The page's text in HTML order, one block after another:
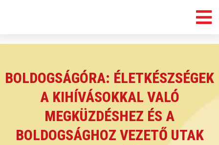
BOLDOGSÁGÓRA: ÉLETKÉSZSÉGEK
A KIHÍVÁSOKKAL VALÓ
MEGKÜZDÉSHEZ ÉS A
BOLDOGSÁGHOZ VEZETŐ UTAK